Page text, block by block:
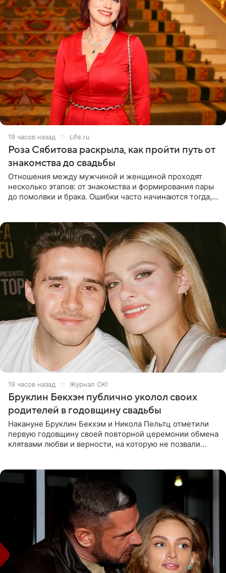
19 часов назад Life.ru
Роза Сябитова раскрыла, как пройти путь от
знакомства до свадьбы
Отношения между мужчиной и женщиной проходят
несколько этапов: от знакомства и формирования пары
до помолвки и брака. Ошибки часто начинаются тогда,
19 часов назад Журнал OK!
Бруклин Бекхэм публично уколол своих
родителей в годовщину свадьбы
Накануне Бруклин Бекхэм и Никола Пельтц отметили
первую годовщину своей повторной церемонии обмена
клятвами любви и верности, на которую не позвали